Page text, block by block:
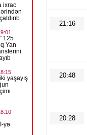
21:16
20:48
20:28